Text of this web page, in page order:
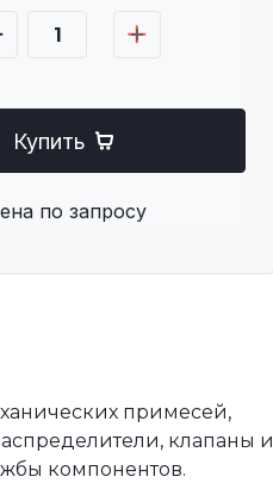
Купить
по запросу
примесей,
клапаны и
компонентов.